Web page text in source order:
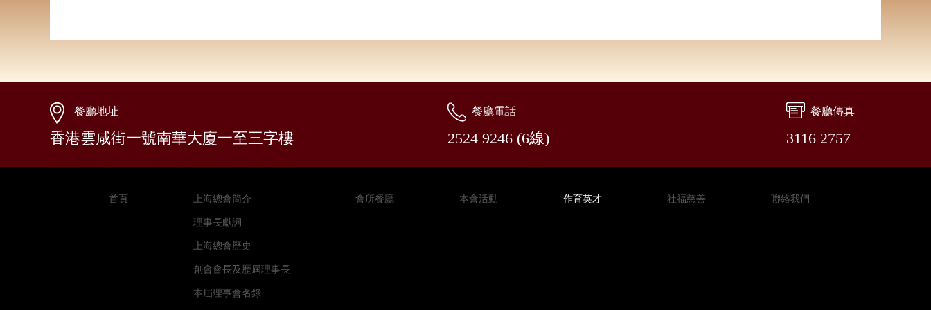
餐廳地址
香港雲咸街一號南華大廈一至三字樓
餐廳電話
2524 9246 (6線)
餐廳傳真
3116 2757
首頁 上海總會簡介
理事長獻詞
上海總會歷史
創會會長及歷屆理事長
本屆理事會名錄
會所餐廳 本會活動 作育英才 社福慈善 聯絡我們